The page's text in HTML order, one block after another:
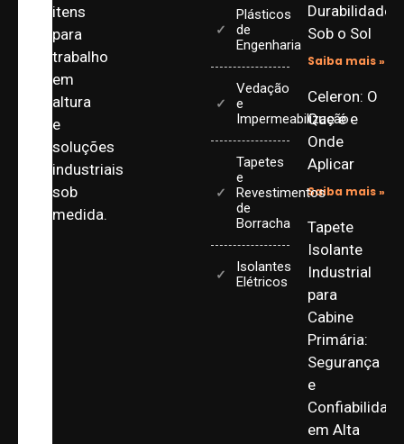
itens
para
trabalho
em
altura
e
soluções
industriais
sob
medida.
Plásticos
de
Engenharia
Vedação
e
Impermeabilização
Tapetes
e
Revestimentos
de
Borracha
Isolantes
Elétricos
Durabilidade
Sob o Sol
Saiba mais »
Celeron: O
Que é e
Onde
Aplicar
Saiba mais »
Tapete
Isolante
Industrial
para
Cabine
Primária:
Segurança
e
Confiabilidade
em Alta